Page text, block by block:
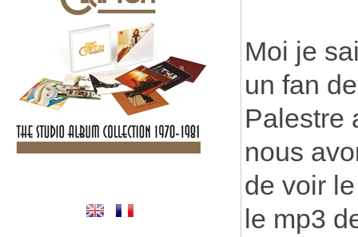
Moi je
un fan
Palestre
nous
de voir
le mp3